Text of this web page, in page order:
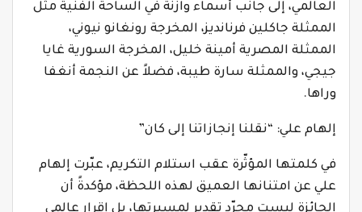
العالمي، إلى جانب أسماء وازنة في الساحة الفنية مثل
الممثلة جاكلين فرنانديز، المخرجة رونغانو نيوني،
الممثلة المصرية أمينة خليل، المخرجة السورية غايا
جيجي، والممثلة سارة طيبة، فضلاً عن النجمة أنغفا
وراها.
إلهام علي: “نقلنا إنجازاتنا إلى كان”
في كلمتها المؤثّرة عقب استلام التكريم، عبّرت إلهام
علي عن امتنانها العميق لهذه اللحظة، مؤكدةً أن